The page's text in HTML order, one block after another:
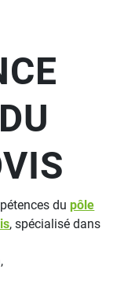
dupôle
, spécialisé dans